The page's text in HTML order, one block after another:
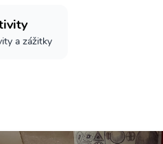
a zážitky